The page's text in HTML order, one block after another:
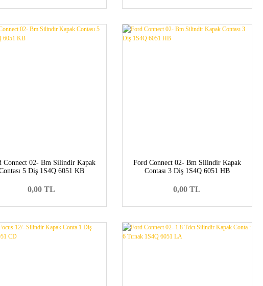
Connect 02- Bm Silindir Kapak
5 Diş 1S4Q 6051 KB
0,00 TL
Ford Connect 02- Bm Silindir Kapak
Contası 3 Diş 1S4Q 6051 HB
0,00 TL